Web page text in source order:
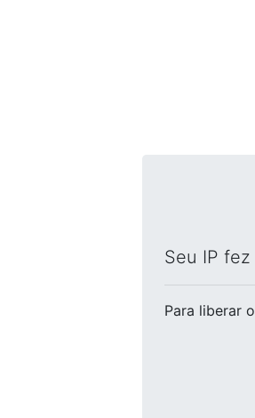
Seu IP
Para liberar